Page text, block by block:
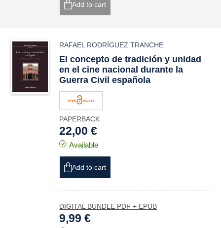
Add to cart
RAFAEL RODRÍGUEZ TRANCHE
El concepto de tradición y unidad
en el cine nacional durante la
Guerra Civil española
PAPERBACK
22,00 €
Available
Add to cart
DIGITAL BUNDLE PDF + EPUB
9,99 €